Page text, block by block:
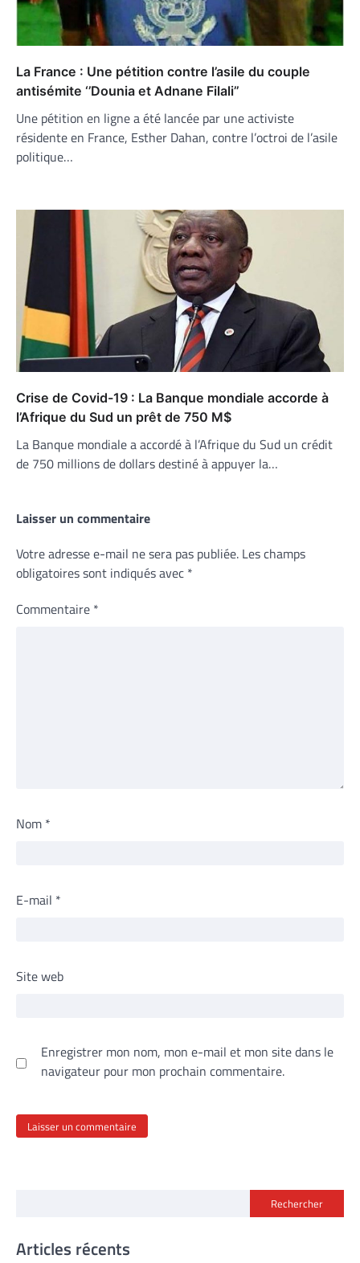
La France : Une pétition contre l’asile du couple
antisémite ‘’Dounia et Adnane Filali’’
Une pétition en ligne a été lancée par une activiste
résidente en France, Esther Dahan, contre l’octroi de l’asile
politique…
Crise de Covid-19 : La Banque mondiale accorde à
l’Afrique du Sud un prêt de 750 M$
La Banque mondiale a accordé à l’Afrique du Sud un crédit
de 750 millions de dollars destiné à appuyer la…
Laisser un commentaire
Votre adresse e-mail ne sera pas publiée. Les champs
obligatoires sont indiqués avec *
Commentaire *
Nom *
E-mail *
Site web
Enregistrer mon nom, mon e-mail et mon site dans le
navigateur pour mon prochain commentaire.
Rechercher
Articles récents